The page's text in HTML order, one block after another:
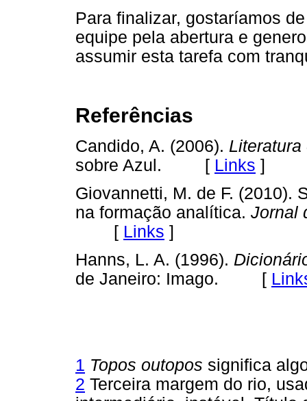
Para finalizar, gostaríamos
equipe pela abertura e
assumir esta tarefa com
Referências
Candido, A. (2006).
sobre Azul. [ Links ]
Giovannetti, M. de F. (2010).
na formação analítica. Jornal
[ Links ]
Hanns, L. A. (1996).
de Janeiro: Imago. [
1 Topos outopos significa
2 Terceira margem do rio,